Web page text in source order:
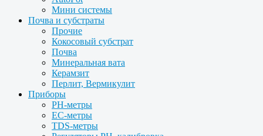
Мини системы
Почва и субстраты
Прочие
Кокосовый субстрат
Почва
Минеральная вата
Керамзит
Перлит, Вермикулит
Приборы
PH-метры
EC-метры
TDS-метры